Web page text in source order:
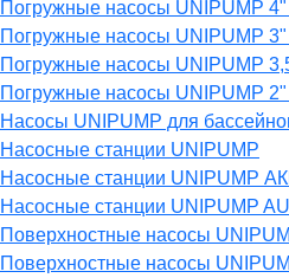
Погружные насосы UNIPUMP
Погружные насосы UNIPUMP
Погружные насосы UNIPUMP
Погружные насосы UNIPUMP
Насосы UNIPUMP для
Насосные станции UNIPUMP
Насосные станции UNIPUMP
Насосные станции UNIPUMP
Поверхностные насосы
Поверхностные насосы